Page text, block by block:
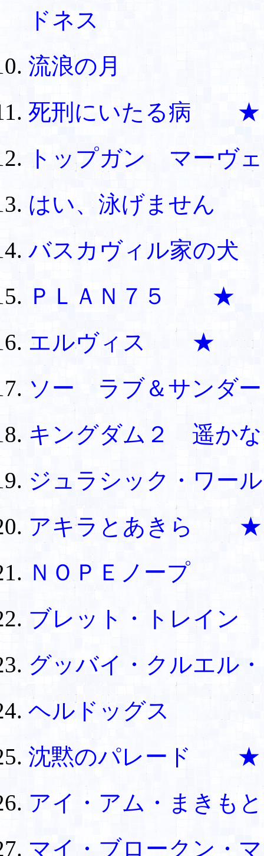
ドネス
流浪の月
死刑にいたる病 ★
トップガン マー
はい、泳げません
バスカヴィル家の犬
ＰＬＡＮ７５ ★
エルヴィス ★
ソー ラブ＆サンダー
キングダム２ 遥
ジュラシック・ワ
アキラとあきら ★
ＮＯＰＥノープ
ブレット・トレイ
グッバイ・クルエル
ヘルドッグス
沈黙のパレード ★
アイ・アム・まき
マイ・ブロークン